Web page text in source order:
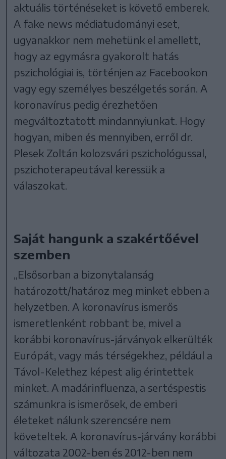
aktuális történéseket is követő emberek.
A fake news médiatudományi eset,
ugyanakkor nem mehetünk el amellett,
hogy az egymásra gyakorolt hatás
pszichológiai is, történjen az Facebookon
vagy egy személyes beszélgetés során. A
koronavírus pedig érezhetően
megváltoztatott mindannyiunkat. Hogy
hogyan, miben és mennyiben, erről dr.
Plesek Zoltán kolozsvári pszichológussal,
pszichoterapeutával keressük a
válaszokat.
Saját hangunk a szakértőével
szemben
„Elsősorban a bizonytalanság
határozott/határoz meg minket ebben a
helyzetben. A koronavírus ismerős
ismeretlenként robbant be, mivel a
korábbi koronavírus-járványok elkerülték
Európát, vagy más térségekhez, például a
Távol-Kelethez képest alig érintettek
minket. A madárinfluenza, a sertéspestis
számunkra is ismerősek, de emberi
életeket nálunk szerencsére nem
követeltek. A koronavírus-járvány korábbi
változata 2002-ben és 2012-ben nem